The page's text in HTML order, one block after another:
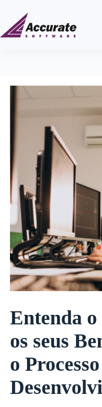
Entenda o
os seus
o